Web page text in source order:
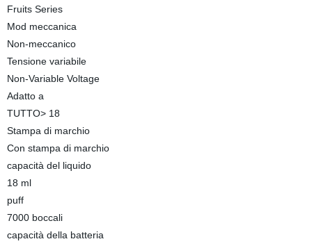
Fruits Series
Mod meccanica
Non-meccanico
Tensione variabile
Non-Variable Voltage
Adatto a
TUTTO> 18
Stampa di marchio
Con stampa di marchio
capacità del liquido
18 ml
puff
7000 boccali
capacità della batteria